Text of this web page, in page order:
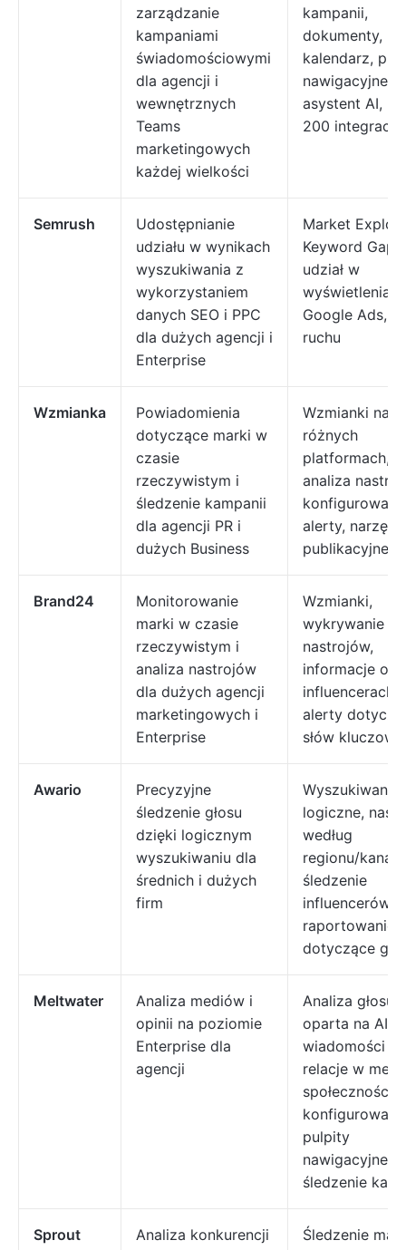
zarządzanie
kampaniami
świadomościowymi
dla agencji i
wewnętrznych
Teams
marketingowych
każdej wielkości
kampanii,
dokumenty,
kalendarz,
nawigacyjne,
asystent AI,
200 integracji
Semrush
Udostępnianie
udziału w wynikach
wyszukiwania z
wykorzystaniem
danych SEO i PPC
dla dużych agencji i
Enterprise
Market
Keyword Gap,
udział w
wyświetleniach
Google Ads,
ruchu
Wzmianka
Powiadomienia
dotyczące marki w
czasie
rzeczywistym i
śledzenie kampanii
dla agencji PR i
dużych Business
Wzmianki na
różnych
platformach,
analiza
alerty,
publikacyjne
Brand24
Monitorowanie
marki w czasie
rzeczywistym i
analiza nastrojów
dla dużych agencji
marketingowych i
Enterprise
Wzmianki,
wykrywanie
nastrojów,
informacje o
influencerach,
alerty
słów
Awario
Precyzyjne
śledzenie głosu
dzięki logicznym
wyszukiwaniu dla
średnich i dużych
firm
Wyszukiwanie
logiczne,
według
regionu/
śledzenie
influencerów,
raportowanie
dotyczące
Meltwater
Analiza mediów i
opinii na poziomie
Enterprise dla
agencji
Analiza głosu
oparta na AI,
wiadomości +
relacje w
pulpity
nawigacyjne,
śledzenie
Sprout
Analiza konkurencji
Śledzenie